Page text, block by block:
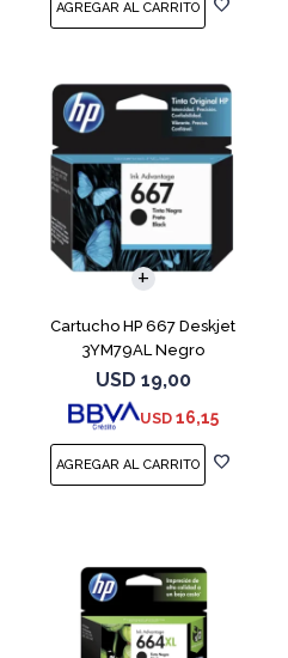
Cartucho HP 667 Deskjet
3YM79AL Negro
USD 19,00
USD 16,15